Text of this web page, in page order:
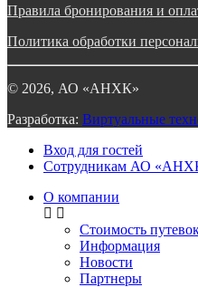
Правила бронирования и
Политика обработки
© 2026, АО «АНХК»
Разработка: Виртуальные
Вход для гостей
Сотрудникам АО
О компании
Стоимость
Информация
Новости
Партнеры